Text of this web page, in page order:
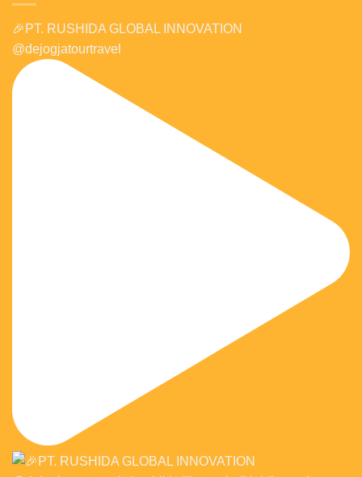
🎉PT. RUSHIDA GLOBAL INNOVATION
@dejogjatourtravel